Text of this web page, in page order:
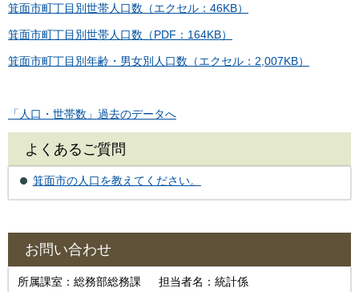
箕面市町丁目別世帯人口数（エクセル：46KB）
箕面市町丁目別世帯人口数（PDF：164KB）
箕面市町丁目別年齢・男女別人口数（エクセル：2,007KB）
「人口・世帯数」過去のデータへ
よくあるご質問
箕面市の人口を教えてください。
お問い合わせ
所属課室：総務部総務課 担当者名：統計係